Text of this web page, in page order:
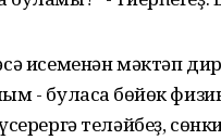
исеменән мәктәп
- буласаҡ бөйөк
теләйбеҙ,